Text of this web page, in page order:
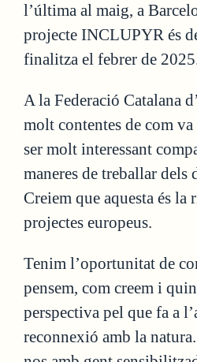
l’última al maig, a
projecte INCLUPYR és
finalitza el febrer de
A la Federació Catalana
molt contentes de com
ser molt interessant
maneres de treballar
Creiem que aquesta és la
projectes europeus.
Tenim l’oportunitat de
pensem, com creem i
perspectiva pel que fa a
reconnexió amb la